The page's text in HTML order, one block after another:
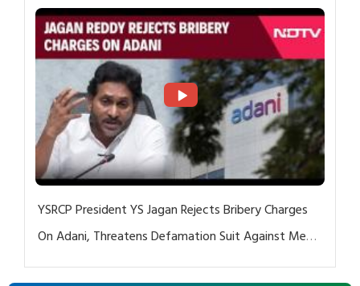
YSRCP President YS Jagan Rejects Bribery Charges
On Adani, Threatens Defamation Suit Against Media
Groups